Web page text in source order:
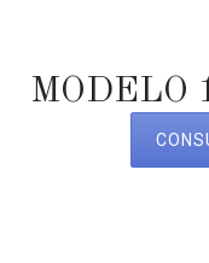
MODELO